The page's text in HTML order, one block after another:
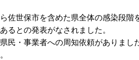
世保市を含めた県全体の感染段階
るとの発表がなされました。
・事業者への周知依頼がありまし